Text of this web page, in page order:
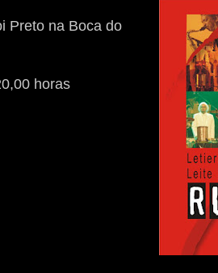
Preto na Boca do
horas